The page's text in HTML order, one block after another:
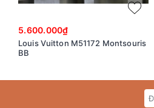
5.600.000₫
Louis Vuitton M51172 Montsouris
BB